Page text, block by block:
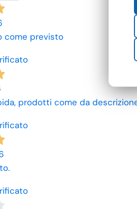
come previsto
prodotti come da